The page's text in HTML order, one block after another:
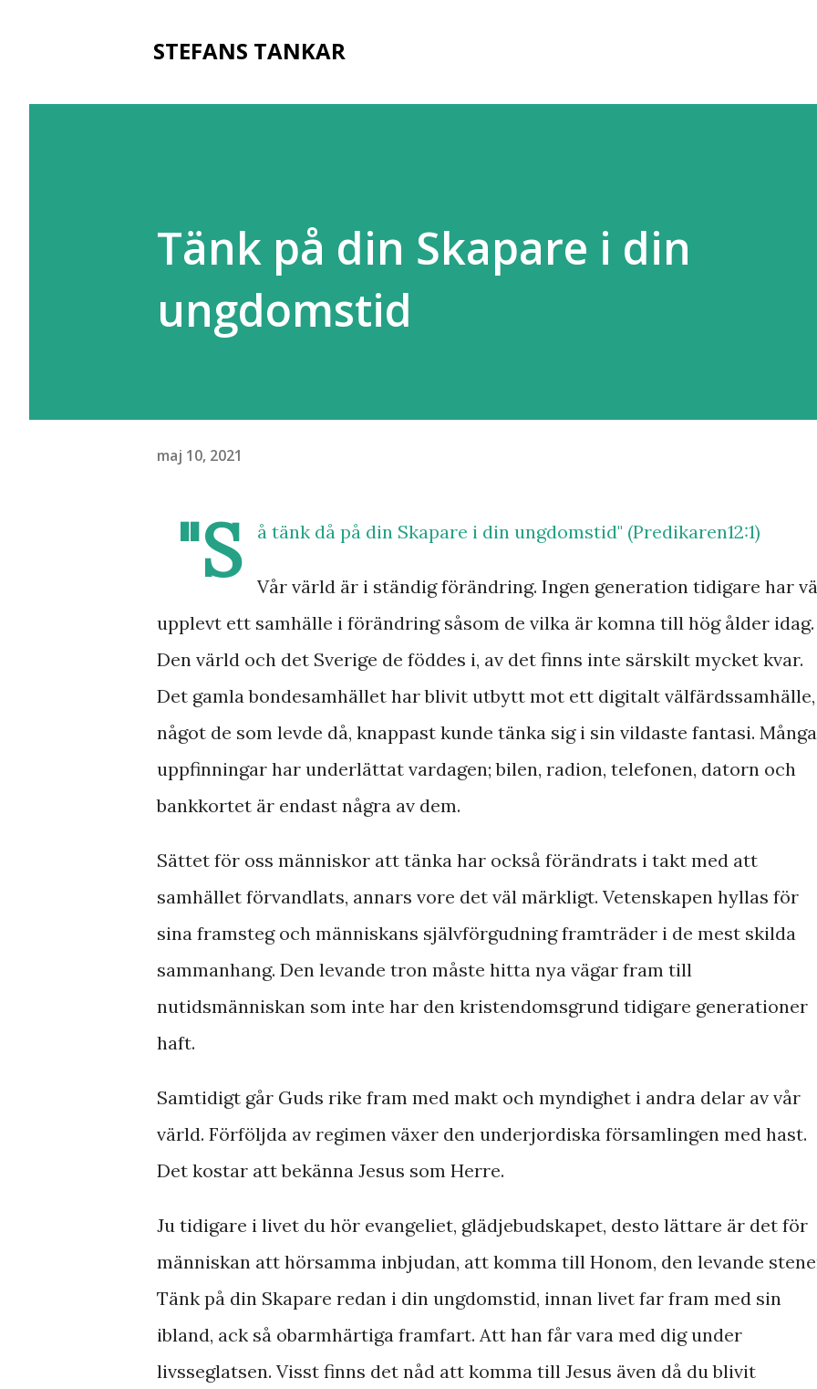
STEFANS TANKAR
Tänk på din Skapare i din
ungdomstid
maj 10, 2021
"S å tänk då på din Skapare i din ungdomstid" (Predikaren12:1)
Vår värld är i ständig förändring. Ingen generation tidigare har
upplevt ett samhälle i förändring såsom de vilka är komna till hög ålder idag.
Den värld och det Sverige de föddes i, av det finns inte särskilt mycket kvar.
Det gamla bondesamhället har blivit utbytt mot ett digitalt välfärdssamhälle,
något de som levde då, knappast kunde tänka sig i sin vildaste fantasi. Många
uppfinningar har underlättat vardagen; bilen, radion, telefonen, datorn och
bankkortet är endast några av dem.
Sättet för oss människor att tänka har också förändrats i takt med att
samhället förvandlats, annars vore det väl märkligt. Vetenskapen hyllas för
sina framsteg och människans självförgudning framträder i de mest skilda
sammanhang. Den levande tron måste hitta nya vägar fram till
nutidsmänniskan som inte har den kristendomsgrund tidigare generationer
haft.
Samtidigt går Guds rike fram med makt och myndighet i andra delar av vår
värld. Förföljda av regimen växer den underjordiska församlingen med hast.
Det kostar att bekänna Jesus som Herre.
Ju tidigare i livet du hör evangeliet, glädjebudskapet, desto lättare är det för
människan att hörsamma inbjudan, att komma till Honom, den levande
Tänk på din Skapare redan i din ungdomstid, innan livet far fram med sin
ibland, ack så obarmhärtiga framfart. Att han får vara med dig under
livsseglatsen. Visst finns det nåd att komma till Jesus även då du blivit